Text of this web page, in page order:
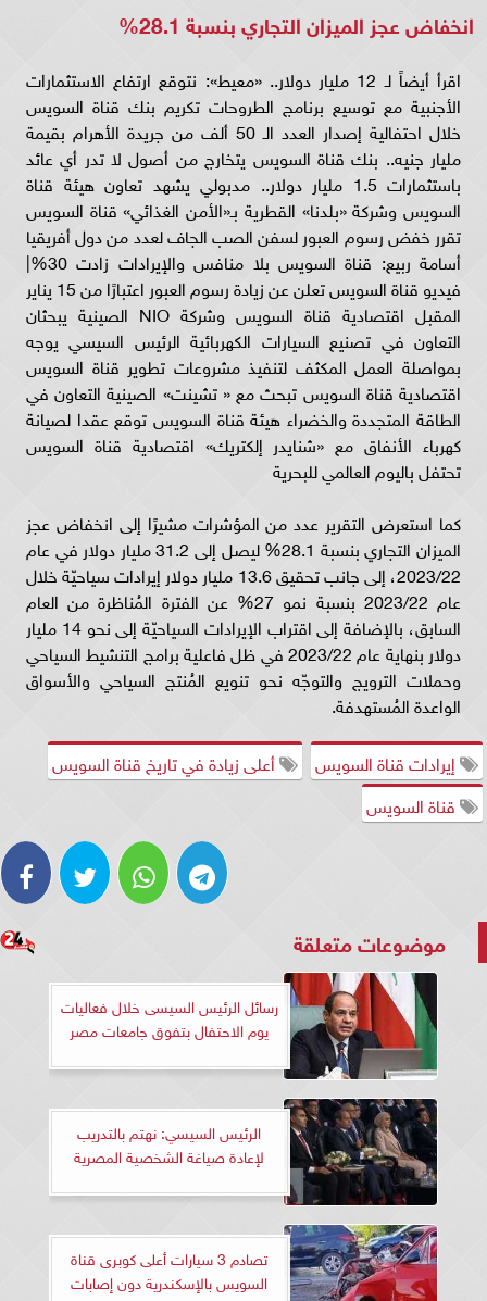
انخفاض عجز الميزان التجاري بنسبة 28.1%
اقرأ أيضاً لـ 12 مليار دولار.. «معيط»: نتوقع ارتفاع الاستثمارات
الأجنبية مع توسيع برنامج الطروحات تكريم بنك قناة السويس
خلال احتفالية إصدار العدد الـ 50 ألف من جريدة الأهرام بقيمة
مليار جنيه.. بنك قناة السويس يتخارج من أصول لا تدر أي عائد
باستثمارات 1.5 مليار دولار.. مدبولي يشهد تعاون هيئة قناة
السويس وشركة «بلدنا» القطرية بـ«الأمن الغذائي» قناة السويس
تقرر خفض رسوم العبور لسفن الصب الجاف لعدد من دول أفريقيا
أسامة ربيع: قناة السويس بلا منافس والإيرادات زادت 30%|
فيديو قناة السويس تعلن عن زيادة رسوم العبور اعتبارًا من 15 يناير
المقبل اقتصادية قناة السويس وشركة NIO الصينية يبحثان
التعاون في تصنيع السيارات الكهربائية الرئيس السيسي يوجه
بمواصلة العمل المكثف لتنفيذ مشروعات تطوير قناة السويس
اقتصادية قناة السويس تبحث مع « تشينت» الصينية التعاون في
الطاقة المتجددة والخضراء هيئة قناة السويس توقع عقدا لصيانة
كهرباء الأنفاق مع «شنايدر إلكتريك» اقتصادية قناة السويس
تحتفل باليوم العالمي للبحرية
كما استعرض التقرير عدد من المؤشرات مشيرًا إلى انخفاض عجز
الميزان التجاري بنسبة 28.1% ليصل إلى 31.2 مليار دولار في عام
2023/22، إلى جانب تحقيق 13.6 مليار دولار إيرادات سياحيّة خلال
عام 2023/22 بنسبة نمو 27% عن الفترة المُناظرة من العام
السابق، بالإضافة إلى اقتراب الإيرادات السياحيّة إلى نحو 14 مليار
دولار بنهاية عام 2023/22 في ظل فاعلية برامج التنشيط السياحي
وحملات الترويج والتوجّه نحو تنويع المُنتج السياحي والأسواق
الواعدة المُستهدفة.
إيرادات قناة السويس
أعلى زيادة في تاريخ قناة السويس
قناة السويس
موضوعات متعلقة
رسائل الرئيس السيسى خلال فعاليات
يوم الاحتفال بتفوق جامعات مصر
الرئيس السيسي: نهتم بالتدريب
لإعادة صياغة الشخصية المصرية
تصادم 3 سيارات أعلى كوبرى قناة
السويس بالإسكندرية دون إصابات